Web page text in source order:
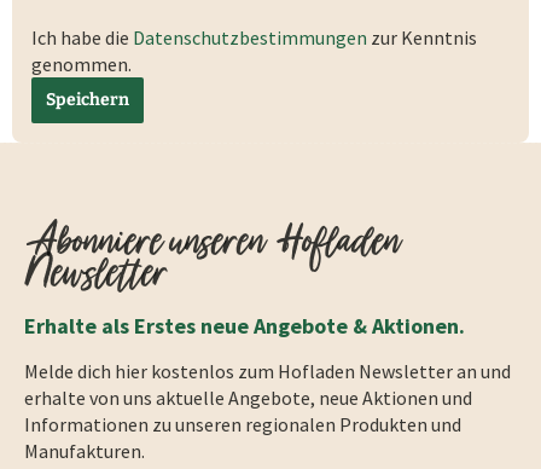
Ich habe die Datenschutzbestimmungen zur Kenntnis
genommen.
Speichern
Abonniere unseren Hofladen
Newsletter
Erhalte als Erstes neue Angebote & Aktionen.
Melde dich hier kostenlos zum Hofladen Newsletter an und
erhalte von uns aktuelle Angebote, neue Aktionen und
Informationen zu unseren regionalen Produkten und
Manufakturen.